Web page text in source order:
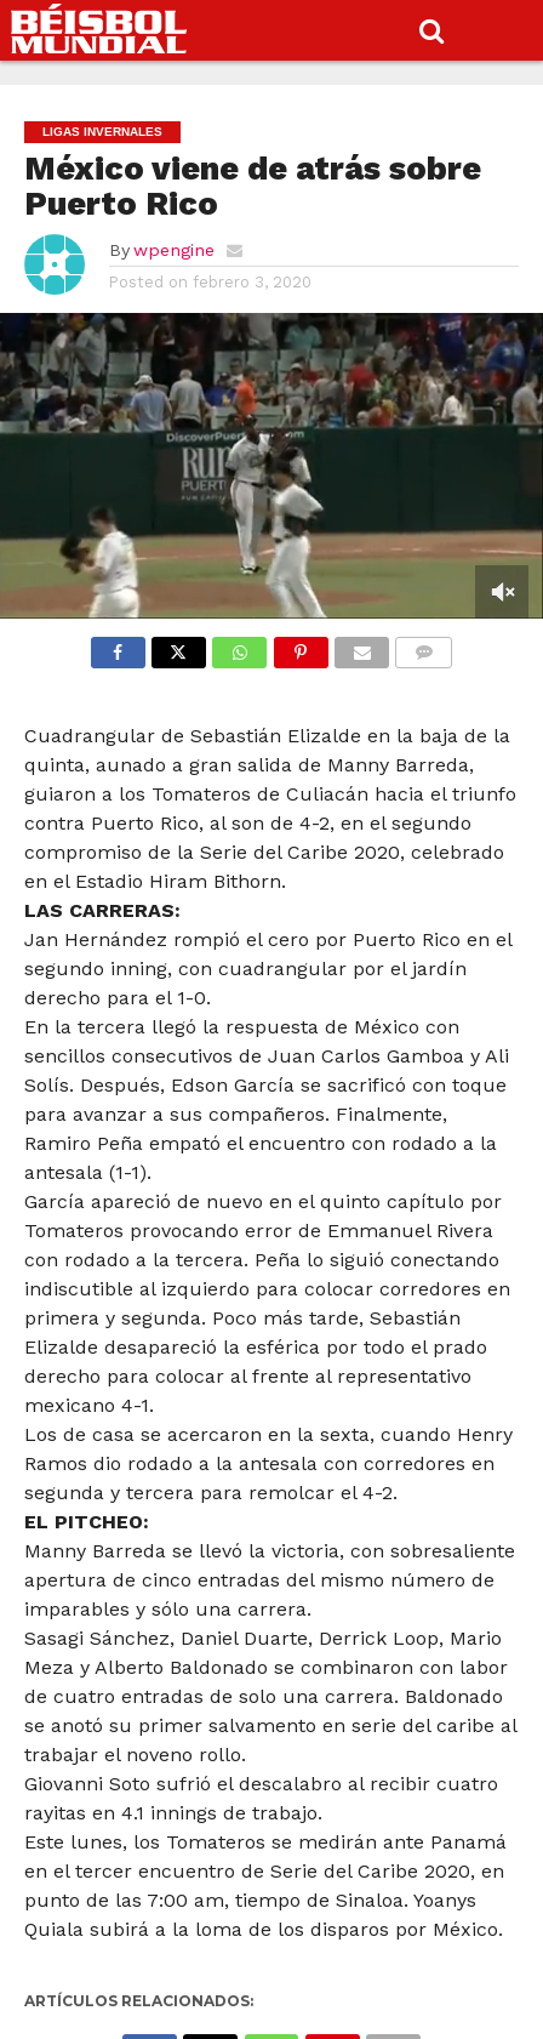
LIGAS INVERNALES
México viene de atrás sobre
Puerto Rico
By wpengine
Posted on febrero 3, 2020
Cuadrangular de Sebastián Elizalde en la baja de la
quinta, aunado a gran salida de Manny Barreda,
guiaron a los Tomateros de Culiacán hacia el triunfo
contra Puerto Rico, al son de 4-2, en el segundo
compromiso de la Serie del Caribe 2020, celebrado
en el Estadio Hiram Bithorn.
LAS CARRERAS:
Jan Hernández rompió el cero por Puerto Rico en el
segundo inning, con cuadrangular por el jardín
derecho para el 1-0.
En la tercera llegó la respuesta de México con
sencillos consecutivos de Juan Carlos Gamboa y Ali
Solís. Después, Edson García se sacrificó con toque
para avanzar a sus compañeros. Finalmente,
Ramiro Peña empató el encuentro con rodado a la
antesala (1-1).
García apareció de nuevo en el quinto capítulo por
Tomateros provocando error de Emmanuel Rivera
con rodado a la tercera. Peña lo siguió conectando
indiscutible al izquierdo para colocar corredores en
primera y segunda. Poco más tarde, Sebastián
Elizalde desapareció la esférica por todo el prado
derecho para colocar al frente al representativo
mexicano 4-1.
Los de casa se acercaron en la sexta, cuando Henry
Ramos dio rodado a la antesala con corredores en
segunda y tercera para remolcar el 4-2.
EL PITCHEO:
Manny Barreda se llevó la victoria, con sobresaliente
apertura de cinco entradas del mismo número de
imparables y sólo una carrera.
Sasagi Sánchez, Daniel Duarte, Derrick Loop, Mario
Meza y Alberto Baldonado se combinaron con labor
de cuatro entradas de solo una carrera. Baldonado
se anotó su primer salvamento en serie del caribe al
trabajar el noveno rollo.
Giovanni Soto sufrió el descalabro al recibir cuatro
rayitas en 4.1 innings de trabajo.
Este lunes, los Tomateros se medirán ante Panamá
en el tercer encuentro de Serie del Caribe 2020, en
punto de las 7:00 am, tiempo de Sinaloa. Yoanys
Quiala subirá a la loma de los disparos por México.
ARTÍCULOS RELACIONADOS: